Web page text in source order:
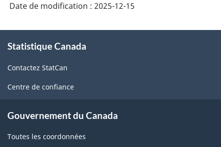
Date de modification : 2025-12-15
propos
ce
site
Statistique Canada
Contactez StatCan
Centre de confiance
Gouvernement du Canada
Toutes les coordonnées